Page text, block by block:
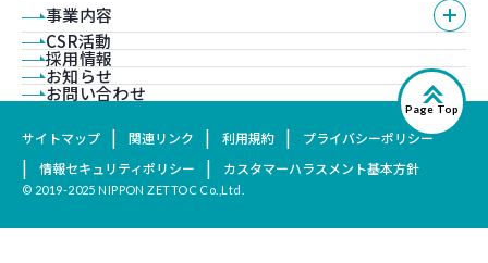
事業内容
CSR活動
採用情報
お知らせ
お問い合わせ
Page Top
サイトマップ 関連リンク 利用規約
プライバシーポリシー
情報セキュリティポリシー
カスタマーハラスメント基本方針
© 2019-2025 NIPPON ZETTOC Co.,Ltd.